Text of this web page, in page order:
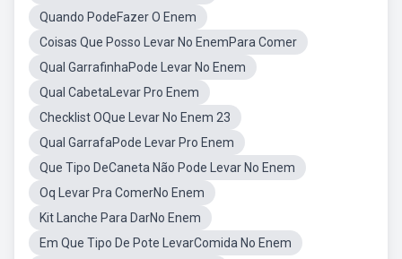
Quando PodeFazer O Enem
Coisas Que Posso Levar No EnemPara Comer
Qual GarrafinhaPode Levar No Enem
Qual CabetaLevar Pro Enem
Checklist OQue Levar No Enem 23
Qual GarrafaPode Levar Pro Enem
Que Tipo DeCaneta Não Pode Levar No Enem
Oq Levar Pra ComerNo Enem
Kit Lanche Para DarNo Enem
Em Que Tipo De Pote LevarComida No Enem